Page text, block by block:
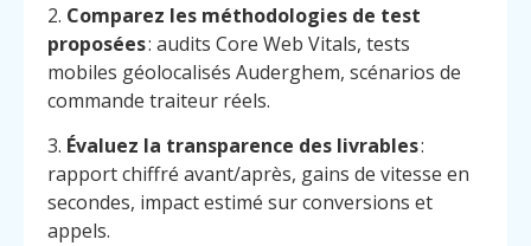
2. Comparez les méthodologies de test
proposées: audits Core Web Vitals, tests
mobiles géolocalisés Auderghem, scénarios de
commande traiteur réels.
3. Évaluez la transparence des livrables:
rapport chiffré avant/après, gains de vitesse en
secondes, impact estimé sur conversions et
appels.